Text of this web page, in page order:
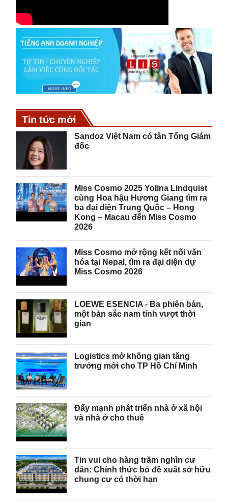
Tin tức mới
Sandoz Việt Nam có tân Tổng Giám
đốc
Miss Cosmo 2025 Yolina Lindquist
cùng Hoa hậu Hương Giang tìm ra
ba đại diện Trung Quốc – Hong
Kong – Macau đến Miss Cosmo
2026
Miss Cosmo mở rộng kết nối văn
hóa tại Nepal, tìm ra đại diện dự
Miss Cosmo 2026
LOEWE ESENCIA - Ba phiên bản,
một bản sắc nam tính vượt thời
gian
Logistics mở không gian tăng
trưởng mới cho TP Hồ Chí Minh
Đẩy mạnh phát triển nhà ở xã hội
và nhà ở cho thuê
Tin vui cho hàng trăm nghìn cư
dân: Chính thức bỏ đề xuất sở hữu
chung cư có thời hạn